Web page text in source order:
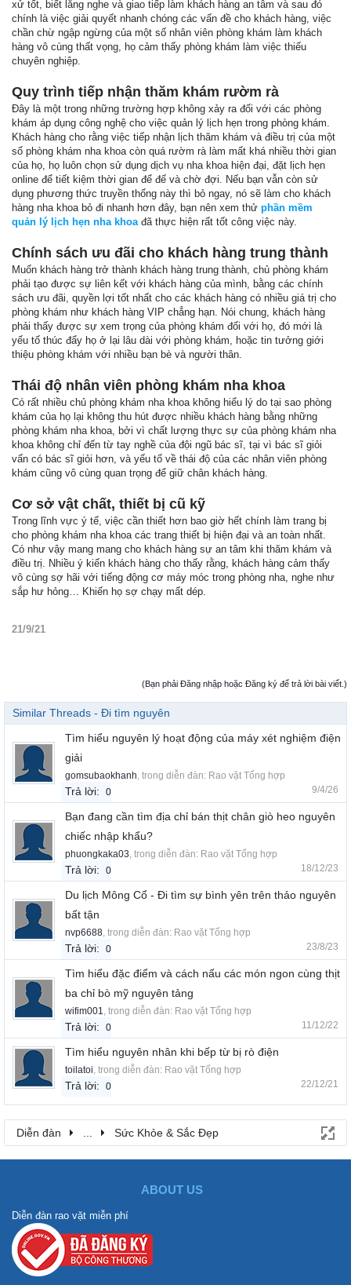
xử tốt, biết lắng nghe và giao tiếp làm khách hàng an tâm và sau đó
chính là việc giải quyết nhanh chóng các vấn đề cho khách hàng, việc
chần chừ ngập ngừng của một số nhân viên phòng khám làm khách
hàng vô cùng thất vọng, họ cảm thấy phòng khám làm việc thiếu
chuyên nghiệp.
Quy trình tiếp nhận thăm khám rườm rà
Đây là một trong những trường hợp không xảy ra đối với các phòng
khám áp dụng công nghệ cho việc quản lý lịch hẹn trong phòng khám.
Khách hàng cho rằng việc tiếp nhận lịch thăm khám và điều trị của một
số phòng khám nha khoa còn quá rườm rà làm mất khá nhiều thời gian
của họ, họ luôn chọn sử dụng dịch vụ nha khoa hiện đại, đặt lịch hẹn
online để tiết kiệm thời gian để đế và chờ đợi. Nếu bạn vẫn còn sử
dụng phương thức truyền thống này thì bỏ ngay, nó sẽ làm cho khách
hàng nha khoa bỏ đi nhanh hơn đây, bạn nên xem thử phần mềm
quản lý lịch hẹn nha khoađã thực hiện rất tốt công việc này.
Chính sách ưu đãi cho khách hàng trung thành
Muốn khách hàng trở thành khách hàng trung thành, chủ phòng khám
phải tạo được sự liên kết với khách hàng của mình, bằng các chính
sách ưu đãi, quyền lợi tốt nhất cho các khách hàng có nhiều giá trị cho
phòng khám như khách hàng VIP chẳng hạn. Nói chung, khách hàng
phải thấy được sự xem trọng của phòng khám đối với họ, đó mới là
yếu tố thúc đẩy họ ở lại lâu dài với phòng khám, hoặc tin tưởng giới
thiệu phòng khám với nhiều bạn bè và người thân.
Thái độ nhân viên phòng khám nha khoa
Có rất nhiều chủ phòng khám nha khoa không hiểu lý do tại sao phòng
khám của họ lại không thu hút được nhiều khách hàng bằng những
phòng khám nha khoa, bởi vì chất lượng thực sự của phòng khám nha
khoa không chỉ đến từ tay nghề của đội ngũ bác sĩ, tại vì bác sĩ giỏi
vấn có bác sĩ giỏi hơn, và yếu tố về thái độ của các nhân viên phòng
khám cũng vô cùng quan trọng để giữ chân khách hàng.
Cơ sở vật chất, thiết bị cũ kỹ
Trong lĩnh vực ý tế, việc cần thiết hơn bao giờ hết chính làm trang bị
cho phòng khám nha khoa các trang thiết bị hiện đại và an toàn nhất.
Có như vậy mang mang cho khách hàng sự an tâm khi thăm khám và
điều trị. Nhiều ý kiến khách hàng cho thấy rằng, khách hàng cảm thấy
vô cùng sợ hãi với tiếng động cơ máy móc trong phòng nha, nghe như
sắp hư hỏng… Khiến họ sợ chạy mất dép.
21/9/21
(Bạn phải Đăng nhập hoặc Đăng ký để trả lời bài viết.)
Similar Threads - Đi tìm nguyên
Tìm hiểu nguyên lý hoạt động của máy xét nghiệm điện
giải
gomsubaokhanh, trong diễn đàn: Rao vặt Tổng hợp
Trả lời: 0 9/4/26
Bạn đang cần tìm địa chỉ bán thịt chân giò heo nguyên
chiếc nhập khẩu?
phuongkaka03, trong diễn đàn: Rao vặt Tổng hợp
Trả lời: 0 18/12/23
Du lịch Mông Cổ - Đi tìm sự bình yên trên thảo nguyên
bất tận
nvp6688, trong diễn đàn: Rao vặt Tổng hợp
Trả lời: 0 23/8/23
Tìm hiểu đặc điểm và cách nấu các món ngon cùng thịt
ba chỉ bò mỹ nguyên tảng
wifim001, trong diễn đàn: Rao vặt Tổng hợp
Trả lời: 0 11/12/22
Tìm hiểu nguyên nhân khi bếp từ bị rò điện
toilatoi, trong diễn đàn: Rao vặt Tổng hợp
Trả lời: 0 22/12/21
Diễn đàn ... Sức Khỏe & Sắc Đẹp
ABOUT US
Diễn đàn rao vặt miễn phí